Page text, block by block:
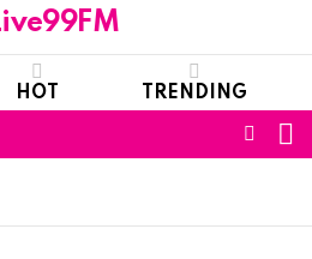
HOT TRENDING